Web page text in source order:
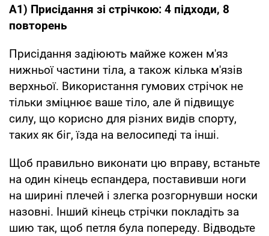
A1) Присідання зі стрічкою: 4 підходи, 8
повторень
Присідання задіюють майже кожен м'яз
нижньої частини тіла, а також кілька м'язів
верхньої. Використання гумових стрічок не
тільки зміцнює ваше тіло, але й підвищує
силу, що корисно для різних видів спорту,
таких як біг, їзда на велосипеді та інші.
Щоб правильно виконати цю вправу, встаньте
на один кінець еспандера, поставивши ноги
на ширині плечей і злегка розгорнувши носки
назовні. Інший кінець стрічки покладіть за
шию так, щоб петля була попереду. Відводьте